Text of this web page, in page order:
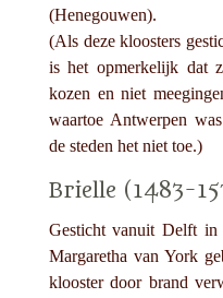
(Henegouwen).
(Als deze kloosters
is het opmerkelijk dat
kozen en niet
waartoe Antwerpen
de steden het niet toe.)
Brielle (1483-
Gesticht vanuit Delft
Margaretha van York
klooster door brand